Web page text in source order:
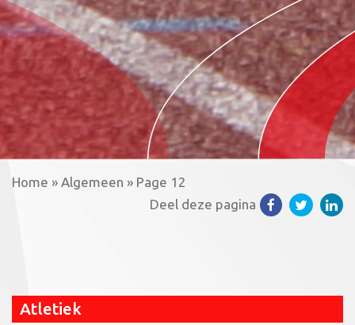
Home » Algemeen » Page 12
Deel deze pagina
Atletiek